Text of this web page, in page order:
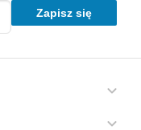
się na relacjach
Zapisz się